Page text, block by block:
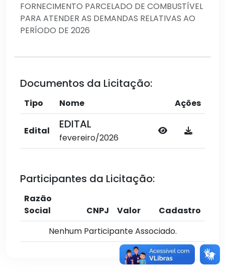
FORNECIMENTO PARCELADO DE COMBUSTÍVEL
PARA ATENDER AS DEMANDAS RELATIVAS AO
PERÍODO DE 2026
Documentos da Licitação:
Tipo Nome Ações
Edital EDITAL
fevereiro/2026
Participantes da Licitação:
Razão
Social
CNPJ Valor
Cadastro
Nenhum Participante Associado.